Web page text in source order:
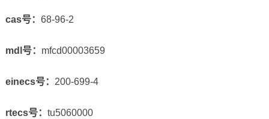
cas号： 68-96-2
mdl号： mfcd00003659
einecs号： 200-699-4
rtecs号： tu5060000